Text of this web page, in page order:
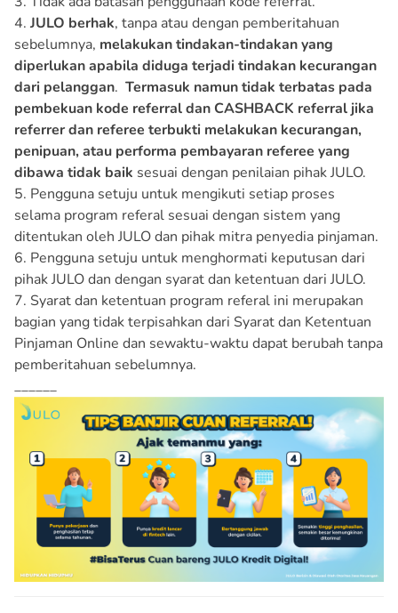
4. JULO berhak, tanpa atau dengan pemberitahuan
sebelumnya, melakukan tindakan-tindakan yang
diperlukan apabila diduga terjadi tindakan kecurangan
dari pelanggan. Termasuk namun tidak terbatas pada
pembekuan kode referral dan CASHBACK referral jika
referrer dan referee terbukti melakukan kecurangan,
penipuan, atau performa pembayaran referee yang
dibawa tidak baik sesuai dengan penilaian pihak JULO.
5. Pengguna setuju untuk mengikuti setiap proses
selama program referal sesuai dengan sistem yang
ditentukan oleh JULO dan pihak mitra penyedia pinjaman.
6. Pengguna setuju untuk menghormati keputusan dari
pihak JULO dan dengan syarat dan ketentuan dari JULO.
7. Syarat dan ketentuan program referal ini merupakan
bagian yang tidak terpisahkan dari Syarat dan Ketentuan
Pinjaman Online dan sewaktu-waktu dapat berubah tanpa
pemberitahuan sebelumnya.
______